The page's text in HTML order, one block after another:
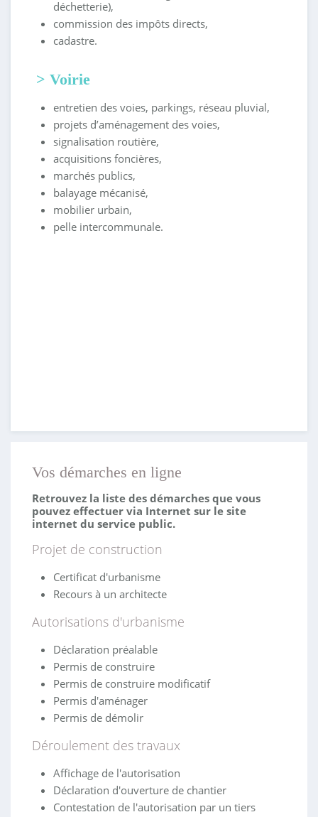
déchetterie),
commission des impôts directs,
cadastre.
> Voirie
entretien des voies, parkings, réseau pluvial,
projets d’aménagement des voies,
signalisation routière,
acquisitions foncières,
marchés publics,
balayage mécanisé,
mobilier urbain,
pelle intercommunale.
Vos démarches en ligne
Retrouvez la liste des démarches que vous
pouvez effectuer via Internet sur le site
internet du service public.
Projet de construction
Certificat d'urbanisme
Recours à un architecte
Autorisations d'urbanisme
Déclaration préalable
Permis de construire
Permis de construire modificatif
Permis d'aménager
Permis de démolir
Déroulement des travaux
Affichage de l'autorisation
Déclaration d'ouverture de chantier
Contestation de l'autorisation par un tiers